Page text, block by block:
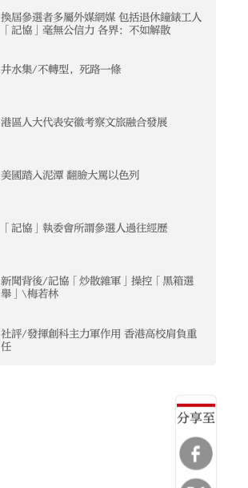
分享至
換屆參選者多屬外媒網媒 包括退休鐘錶工人
「記協」毫無公信力 各界：不如解散
井水集/不轉型，死路一條
港區人大代表安徽考察文旅融合發展
美國踏入泥潭 翻臉大罵以色列
「記協」執委會所謂參選人過往經歷
新聞背後/記協「炒散雜軍」操控「黑箱選
舉」\梅若林
社評/發揮創科主力軍作用 香港高校肩負重
任